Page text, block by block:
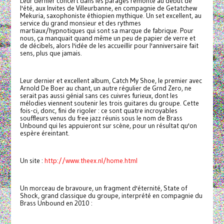
l'été, aux Invites de Villeurbanne, en compagnie de Getatchew
Mekuria, saxophoniste éthiopien mythique. Un set excellent, au
service du grand monsieur et des rythmes
martiaux/hypnotiques qui sont sa marque de fabrique. Pour
nous, ça manquait quand même un peu de papier de verre et
de décibels, alors l'idée de les accueillir pour l'anniversaire fait
sens, plus que jamais.
Leur dernier et excellent album, Catch My Shoe, le premier avec
Arnold De Boer au chant, un autre régulier de Grnd Zero, ne
serait pas aussi génial sans ces cuivres furieux, dont les
mélodies viennent soutenir les trois guitares du groupe. Cette
fois-ci, donc, fini de rigoler : ce sont quatre incroyables
souffleurs venus du free jazz réunis sous le nom de Brass
Unbound qui les appuieront sur scène, pour un résultat qu'on
espère éreintant.
Un site : http://www.theex.nl/home.html
Un morceau de bravoure, un fragment d'éternité, State of
Shock, grand classique du groupe, interprété en compagnie du
Brass Unbound en 2010 :